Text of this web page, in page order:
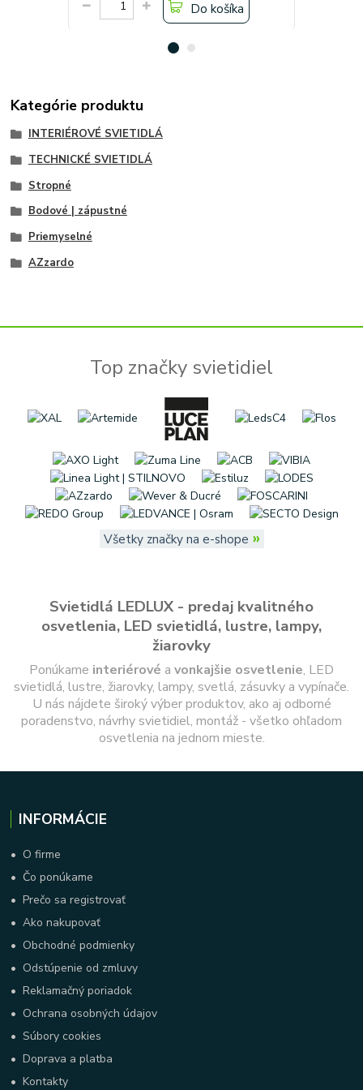
Do košíka
Kategórie produktu
INTERIÉROVÉ SVIETIDLÁ
TECHNICKÉ SVIETIDLÁ
Stropné
Bodové | zápustné
Priemyselné
AZzardo
Top značky svietidiel
Všetky značky na e-shope »
Svietidlá LEDLUX - predaj kvalitného
osvetlenia, LED svietidlá, lustre, lampy,
žiarovky
Ponúkame interiérové a vonkajšie osvetlenie, LED
svietidlá, lustre, žiarovky, lampy, svetlá, zásuvky a vypínače.
U nás nájdete široký výber produktov, ako aj odborné
poradenstvo, návrhy svietidiel, montáž - všetko ohľadom
osvetlenia na jednom mieste.
INFORMÁCIE
• O firme
• Čo ponúkame
•Prečo sa registrovať
•Ako nakupovať
• Obchodné podmienky
• Odstúpenie od zmluvy
•Reklamačný poriadok
• Ochrana osobných údajov
•Súbory cookies
•Doprava a platba
•Kontakty